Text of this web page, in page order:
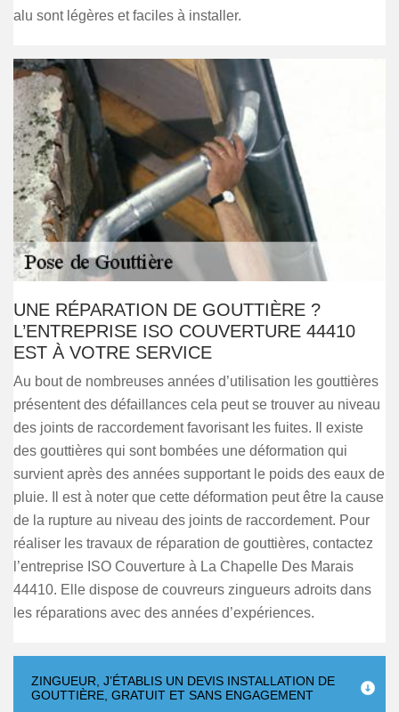
alu sont légères et faciles à installer.
UNE RÉPARATION DE GOUTTIÈRE ?
L’ENTREPRISE ISO COUVERTURE 44410
EST À VOTRE SERVICE
Au bout de nombreuses années d’utilisation les gouttières
présentent des défaillances cela peut se trouver au niveau
des joints de raccordement favorisant les fuites. Il existe
des gouttières qui sont bombées une déformation qui
survient après des années supportant le poids des eaux de
pluie. Il est à noter que cette déformation peut être la cause
de la rupture au niveau des joints de raccordement. Pour
réaliser les travaux de réparation de gouttières, contactez
l’entreprise ISO Couverture à La Chapelle Des Marais
44410. Elle dispose de couvreurs zingueurs adroits dans
les réparations avec des années d’expériences.
ZINGUEUR, J’ÉTABLIS UN DEVIS INSTALLATION DE
GOUTTIÈRE, GRATUIT ET SANS ENGAGEMENT